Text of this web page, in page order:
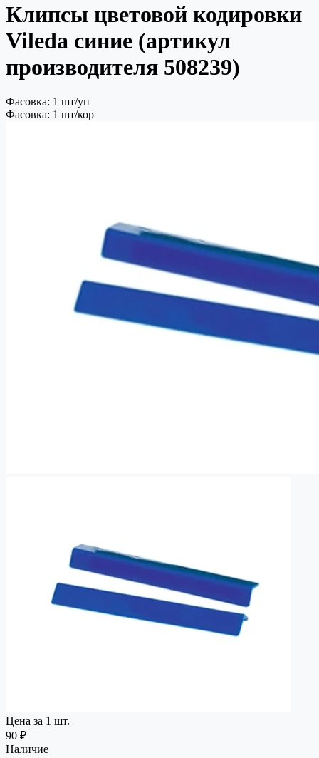
Клипсы цветовой кодировки
Vileda синие (артикул
производителя 508239)
Фасовка: 1 шт/уп
Фасовка: 1 шт/кор
Цена за 1 шт.
90 ₽
Наличие